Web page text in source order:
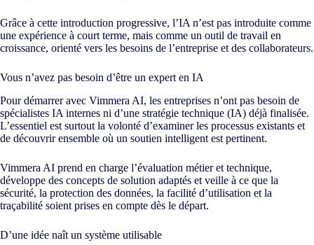
Grâce à cette introduction progressive, l’IA n’est pas introduite comme
une expérience à court terme, mais comme un outil de travail en
croissance, orienté vers les besoins de l’entreprise et des collaborateurs.
Vous n’avez pas besoin d’être un expert en IA
Pour démarrer avec Vimmera AI, les entreprises n’ont pas besoin de
spécialistes IA internes ni d’une stratégie technique (IA) déjà finalisée.
L’essentiel est surtout la volonté d’examiner les processus existants et
de découvrir ensemble où un soutien intelligent est pertinent.
Vimmera AI prend en charge l’évaluation métier et technique,
développe des concepts de solution adaptés et veille à ce que la
sécurité, la protection des données, la facilité d’utilisation et la
traçabilité soient prises en compte dès le départ.
D’une idée naît un système utilisable